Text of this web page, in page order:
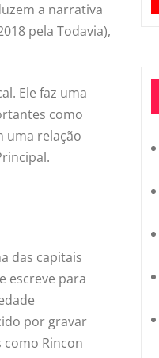
a narrativa
pela Todavia),
Ele faz uma
como
uma relação
das capitais
e escreve para
por gravar
Rincon